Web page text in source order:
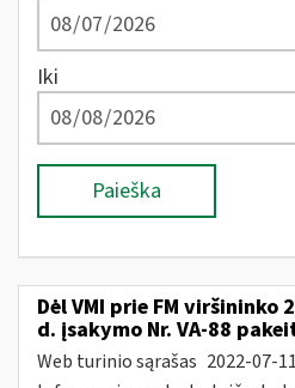
Iki
Paieška
Dėl VMI prie FM viršininko
d. įsakymo Nr. VA-88
Web turinio sąrašas 2022-07-11